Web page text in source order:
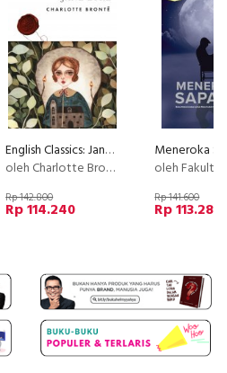
English Classics: Jane Eyre
oleh Charlotte Bronte
Rp 142.800
Rp 114.240
oleh Fakultas Ilmu
Rp 141.600
Rp 113.280